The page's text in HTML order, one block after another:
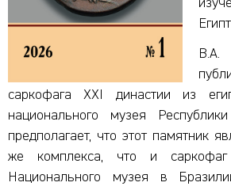
саркофага XXI династии из
национального музея
предполагает, что этот памятник
же комплекса, что и
Национального музея в